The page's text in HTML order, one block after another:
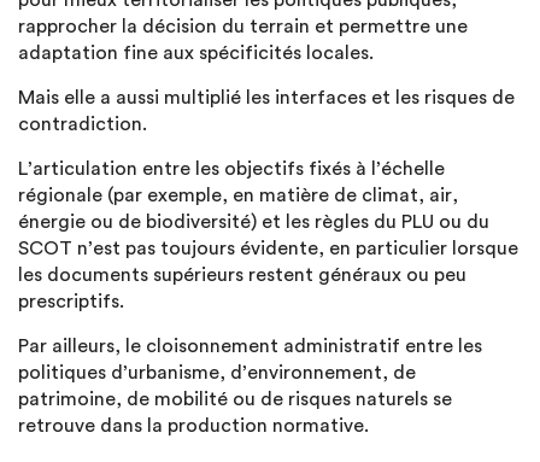
rapprocher la décision du terrain et permettre une
adaptation fine aux spécificités locales.
Mais elle a aussi multiplié les interfaces et les risques de
contradiction.
L’articulation entre les objectifs fixés à l’échelle
régionale (par exemple, en matière de climat, air,
énergie ou de biodiversité) et les règles du PLU ou du
SCOT n’est pas toujours évidente, en particulier lorsque
les documents supérieurs restent généraux ou peu
prescriptifs.
Par ailleurs, le cloisonnement administratif entre les
politiques d’urbanisme, d’environnement, de
patrimoine, de mobilité ou de risques naturels se
retrouve dans la production normative.